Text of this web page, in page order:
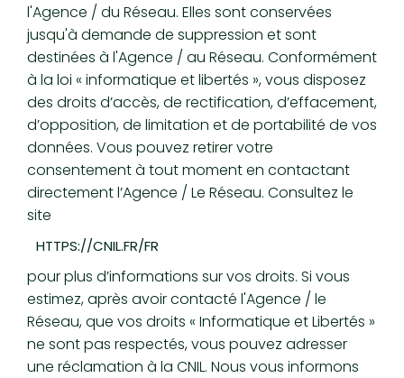
l'Agence / du Réseau. Elles sont conservées
jusqu'à demande de suppression et sont
destinées à l'Agence / au Réseau. Conformément
à la loi « informatique et libertés », vous disposez
des droits d’accès, de rectification, d’effacement,
d’opposition, de limitation et de portabilité de vos
données. Vous pouvez retirer votre
consentement à tout moment en contactant
directement l’Agence / Le Réseau. Consultez le
site
HTTPS://CNIL.FR/FR
pour plus d’informations sur vos droits. Si vous
estimez, après avoir contacté l'Agence / le
Réseau, que vos droits « Informatique et Libertés »
ne sont pas respectés, vous pouvez adresser
une réclamation à la CNIL. Nous vous informons